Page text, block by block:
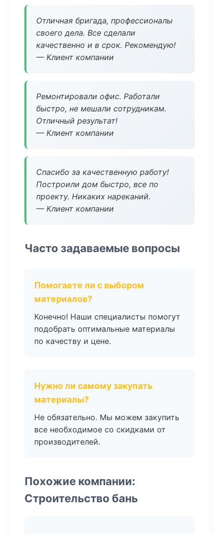
Отличная бригада, профессионалы
своего дела. Все сделали
качественно и в срок. Рекомендую!
— Клиент компании
Ремонтировали офис. Работали
быстро, не мешали сотрудникам.
Отличный результат!
— Клиент компании
Спасибо за качественную работу!
Построили дом быстро, все по
проекту. Никаких нареканий.
— Клиент компании
Часто задаваемые вопросы
Помогаете ли с выбором
материалов?
Конечно! Наши специалисты помогут
подобрать оптимальные материалы
по качеству и цене.
Нужно ли самому закупать
материалы?
Не обязательно. Мы можем закупить
все необходимое со скидками от
производителей.
Похожие компании:
Строительство бань